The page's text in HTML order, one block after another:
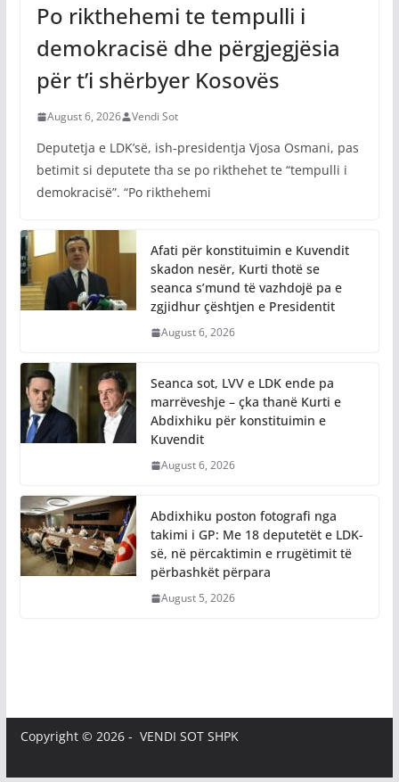
Po rikthehemi te tempulli i
demokracisë dhe përgjegjësia
për t’i shërbyer Kosovës
August 6, 2026 Vendi Sot
Deputetja e LDK’së, ish-presidentja Vjosa Osmani, pas
betimit si deputete tha se po rikthehet te “tempulli i
demokracisë”. “Po rikthehemi
Afati për konstituimin e Kuvendit
skadon nesër, Kurti thotë se
seanca s’mund të vazhdojë pa e
zgjidhur çështjen e Presidentit
August 6, 2026
Seanca sot, LVV e LDK ende pa
marrëveshje – çka thanë Kurti e
Abdixhiku për konstituimin e
Kuvendit
August 6, 2026
Abdixhiku poston fotografi nga
takimi i GP: Me 18 deputetët e LDK-
së, në përcaktimin e rrugëtimit të
përbashkët përpara
August 5, 2026
Copyright © 2026 - VENDI SOT SHPK